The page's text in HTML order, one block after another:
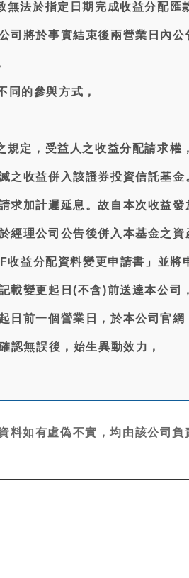
法於指定日期完成收益分配匯
司將於事實結束後兩營業日內公
的參與方式，
定，受益人之收益分配請求權，
之收益併入該證券投資信託基金
求加計遲延息。故自本次收益發
經理公司公告後併入本基金之資
益分配資料變更申請書」並將
載變更起日(不含)前送達本公司，
日前一個營業日，於本公司官網
認無誤後，始生異動效力，
料如有虛偽不實，均由該公司負